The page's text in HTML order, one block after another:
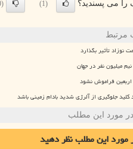
می پسندید؟ (1)
(0)
مرتبط
نوزاد تأثیر بگذارد
کلید جلوگیری از آلرژی شدید بادام زمینی باشد
در مورد این مطلب
مورد این مطلبنظر دهید